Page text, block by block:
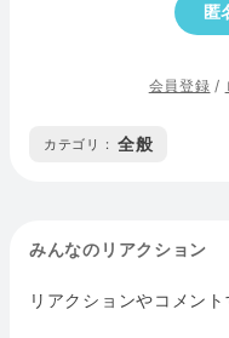
匿
会員登録 /
カテゴリ : 全般
みんなのリアクション
リアクションやコメン